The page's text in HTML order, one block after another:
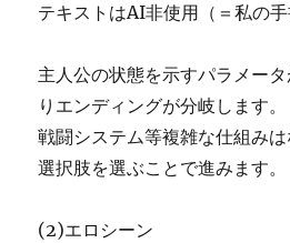
テキストはAI非使用（＝私の手
主人公の状態を示すパラメー
りエンディングが分岐します。
戦闘システム等複雑な仕組み
選択肢を選ぶことで進みます。
(2)エロシーン